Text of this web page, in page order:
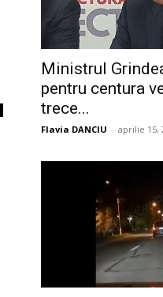
Ministrul
pentru centura
trece...
Flavia DANCIU - aprilie 15,